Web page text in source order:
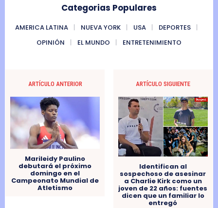
Categorias Populares
AMERICA LATINA NUEVA YORK USA
DEPORTES
OPINIÓN
EL MUNDO ENTRETENIMIENTO
ARTÍCULO ANTERIOR
Marileidy Paulino
debutará el próximo
domingo en el
Campeonato Mundial de
Atletismo
ARTÍCULO SIGUIENTE
Identifican al
sospechoso de asesinar
a Charlie Kirk como un
joven de 22 años: fuentes
dicen que un familiar lo
entregó